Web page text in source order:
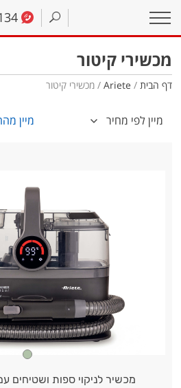
מכשירי קיטור
דף הבית /
Ariete / מכשירי קיטור
מיין לפי מחיר מיין
מכשיר לניקוי ספות ושטיחים עם